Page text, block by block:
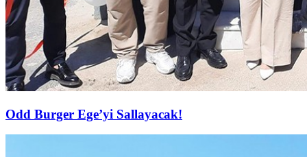
Odd Burger Ege’yi Sallayacak!